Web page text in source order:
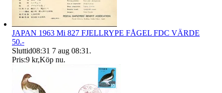
JAPAN 1963 Mi 827 FJELLRYPE FÅGEL FDC VÄRDE
50.-
Sluttid08:31 7 aug 08:31 .
Pris:9 kr,Köp nu.